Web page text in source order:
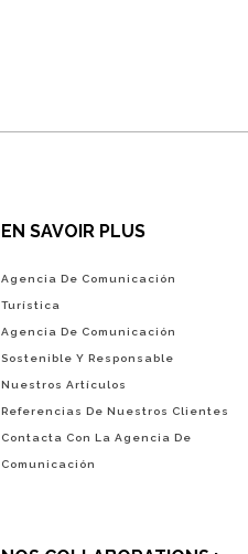
EN SAVOIR PLUS
Agencia De Comunicación
Turística
Agencia De Comunicación
Sostenible Y Responsable
Nuestros Artículos
Referencias De Nuestros Clientes
Contacta Con La Agencia De
Comunicación